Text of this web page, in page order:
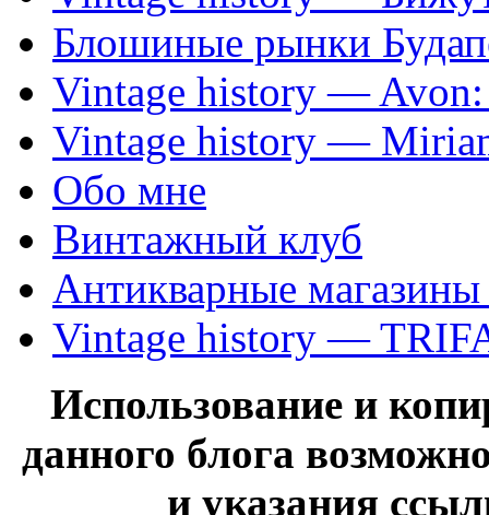
Блошиные рынки
Vintage history —
Vintage history —
Обо мне
Винтажный клуб
Антикварные
Vintage history —
Использование и
данного блога
и указания